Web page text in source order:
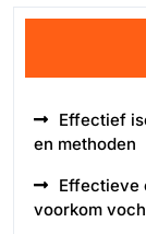
Effectief
en methoden
Effectieve
voorkom